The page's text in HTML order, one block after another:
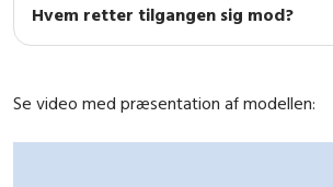
Hvem retter tilgangen sig mod?
Se video med præsentation af modellen: